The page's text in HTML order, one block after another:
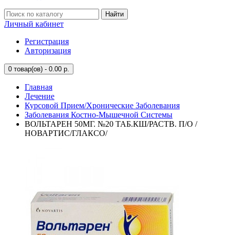
Найти
Личный кабинет
Регистрация
Авторизация
0 товар(ов) - 0.00 р.
Главная
Лечение
Курсовой Прием/Хронические Заболевания
Заболевания Костно-Мышечной Системы
ВОЛЬТАРЕН 50МГ. №20 ТАБ.КШ/РАСТВ. П/О /
НОВАРТИС/ГЛАКСО/